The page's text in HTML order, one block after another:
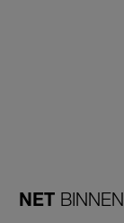
NET BINNEN